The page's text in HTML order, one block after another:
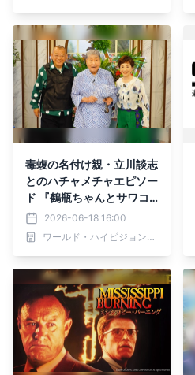
毒蝮の名付け親・立川談志
とのハチャメチャエピソー
ド 『鶴瓶ちゃんとサワコ
ちゃん～昭和の大先輩とお
かしな２人～』第68回ゲ
スト：毒蝮三太夫 6月22
S12 トゥエルビで放送
2026-06-18 16:00
ワールド・ハイビジョン・チャンネル株式会社